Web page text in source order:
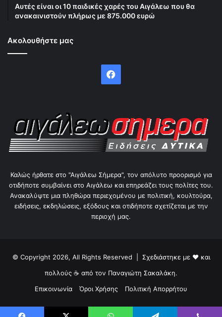
Αυτές είναι οι 10 παιδικές χαρές του Αιγάλεω που θα
ανακαινιστούν πλήρως με 875.000 ευρώ
Ακολουθήστε μας
Facebook
Καλώς ήρθατε στο "Αιγάλεω Σήμερα", τον απόλυτο προορισμό για
οτιδήποτε συμβαίνει στο Αιγάλεω και επηρεάζει τους πολίτες του.
Ανακαλύψτε μια πληθώρα περιεχομένου με πολιτική, κουλτούρα,
ειδήσεις, εκδηλώσεις, εξόδους και οτιδήποτε σχετίζεται με την
περιοχή μας.
© Copyright 2026, All Rights Reserved | Σχεδιάστηκε με ❤ και
πολλούς ☕ από τον Παναγιώτη Σακαλάκη.
Επικοινωνία
Όροι Χρήσης Πολιτική Απορρήτου